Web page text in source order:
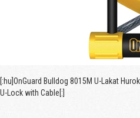
[:hu]OnGuard Bulldog 8015M U-Lakat
U-Lock with Cable[:]